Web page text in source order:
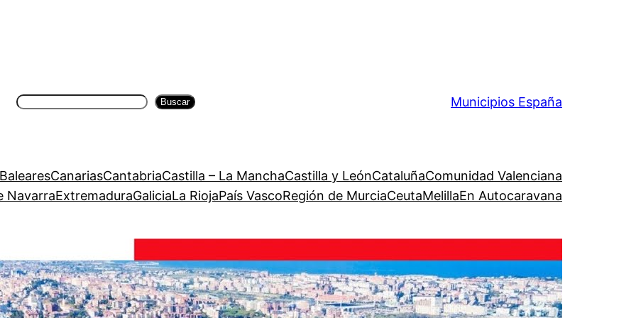
Buscar Buscar Municipios España
CanariasCantabriaCastilla – La ManchaCastilla y LeónCataluñaComunidad Valenciana
NavarraExtremaduraGaliciaLa RiojaPaís VascoRegión de MurciaCeutaMelillaEn Autocaravana